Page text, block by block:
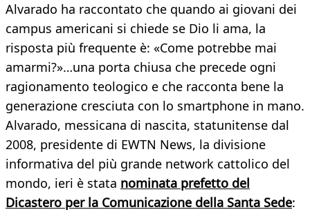
Alvarado ha raccontato che quando ai giovani dei
campus americani si chiede se Dio li ama, la
risposta più frequente è: «Come potrebbe mai
amarmi?»…una porta chiusa che precede ogni
ragionamento teologico e che racconta bene la
generazione cresciuta con lo smartphone in mano.
Alvarado, messicana di nascita, statunitense dal
2008, presidente di EWTN News, la divisione
informativa del più grande network cattolico del
mondo, ieri è stata nominata prefetto del
Dicastero per la Comunicazione della Santa Sede: